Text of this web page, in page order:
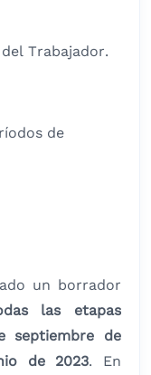
Trabajador.
de
un borrador
las etapas
septiembre de
de 2023. En